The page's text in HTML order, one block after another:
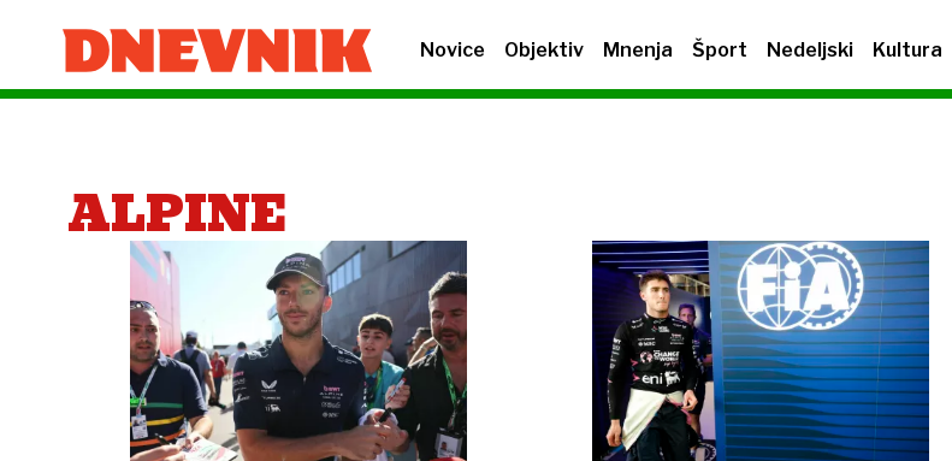
Novice Objektiv Mnenja Šport Nedeljski Kultura
ALPINE